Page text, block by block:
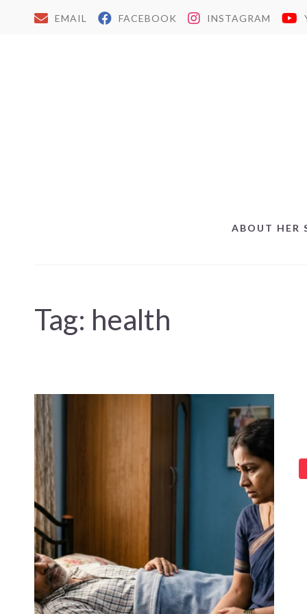
EMAIL FACEBOOK INSTAGRAM
ABOUT HER
Tag: health